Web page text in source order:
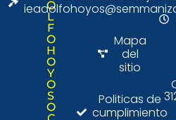
O
L
F
O
H
O
Y
O
S
O
Mapa
del
sitio
Politicas de
cumplimiento